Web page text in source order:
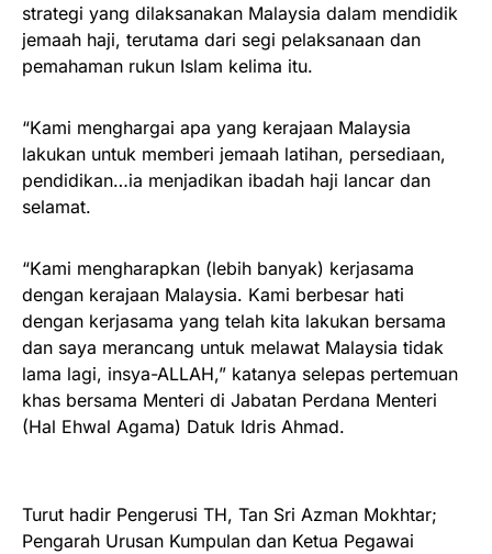
strategi yang dilaksanakan Malaysia dalam mendidik
jemaah haji, terutama dari segi pelaksanaan dan
pemahaman rukun Islam kelima itu.
“Kami menghargai apa yang kerajaan Malaysia
lakukan untuk memberi jemaah latihan, persediaan,
pendidikan…ia menjadikan ibadah haji lancar dan
selamat.
“Kami mengharapkan (lebih banyak) kerjasama
dengan kerajaan Malaysia. Kami berbesar hati
dengan kerjasama yang telah kita lakukan bersama
dan saya merancang untuk melawat Malaysia tidak
lama lagi, insya-ALLAH,” katanya selepas pertemuan
khas bersama Menteri di Jabatan Perdana Menteri
(Hal Ehwal Agama) Datuk Idris Ahmad.
Turut hadir Pengerusi TH, Tan Sri Azman Mokhtar;
Pengarah Urusan Kumpulan dan Ketua Pegawai